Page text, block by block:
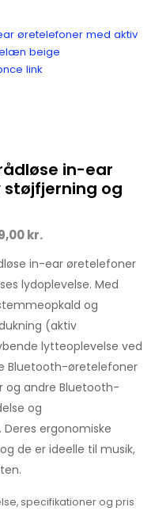
øretelefoner med aktiv
beige
link
in-ear
og
kr.
in-ear øretelefoner
lydoplevelse. Med
og
(aktiv
lytteoplevelse ved
Bluetooth-øretelefoner
og andre Bluetooth-
og
ergonomiske
de er ideelle til musik,
specifikationer og pris